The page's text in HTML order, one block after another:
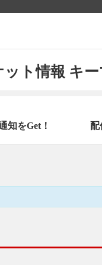
ト情報 キ
知をGet！ 配